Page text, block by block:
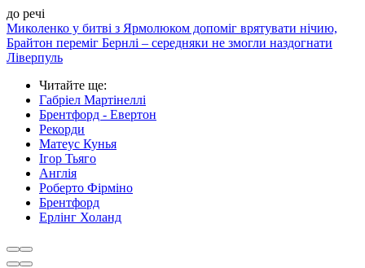
до речі
Миколенко у битві з Ярмолюком допоміг врятувати нічию,
Брайтон переміг Бернлі – середняки не змогли наздогнати
Ліверпуль
Читайте ще:
Габріел Мартінеллі
Брентфорд - Евертон
Рекорди
Матеус Кунья
Ігор Тьяго
Англія
Роберто Фірміно
Брентфорд
Ерлінг Холанд